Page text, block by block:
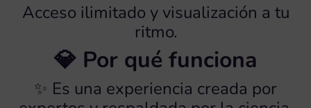
Acceso ilimitado y visualización a tu
ritmo.
💎 Por qué funciona
✨ Es una experiencia creada por